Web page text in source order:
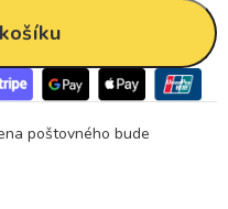
poštovného bude